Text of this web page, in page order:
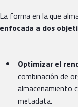
La forma en la que
enfocada a dos
Optimizar el
combinación de
almacenamiento
metadata.